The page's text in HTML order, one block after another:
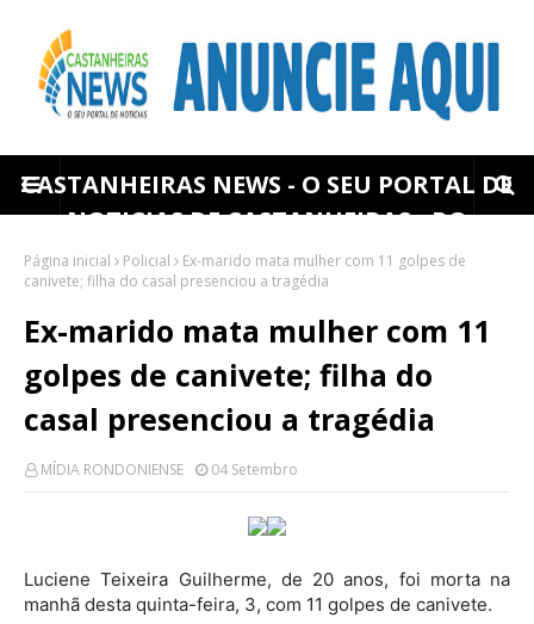
CASTANHEIRAS NEWS - O SEU PORTAL DE
NOTICIAS DE CASTANHEIRAS - RO
Página inicial Policial
Ex-marido mata mulher com 11 golpes de
canivete; filha do casal presenciou a tragédia
Ex-marido mata mulher com 11
golpes de canivete; filha do
casal presenciou a tragédia
MÍDIA RONDONIENSE 04 Setembro
Luciene Teixeira Guilherme, de 20 anos, foi morta na
manhã desta quinta-feira, 3, com 11 golpes de canivete.